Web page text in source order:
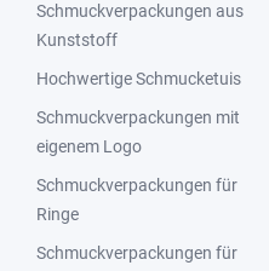
Schmuckverpackungen aus
Kunststoff
Hochwertige Schmucketuis
Schmuckverpackungen mit
eigenem Logo
Schmuckverpackungen für
Ringe
Schmuckverpackungen für